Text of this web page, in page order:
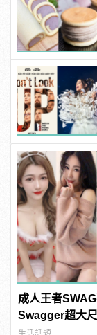
成人王者
Swagger超大
紅海鮮通通有